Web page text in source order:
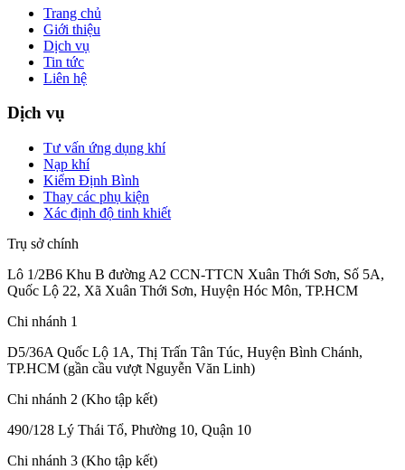
Trang chủ
Giới thiệu
Dịch vụ
Tin tức
Liên hệ
Dịch vụ
Tư vấn ứng dụng khí
Nạp khí
Kiểm Định Bình
Thay các phụ kiện
Xác định độ tinh khiết
Trụ sở chính
Lô 1/2B6 Khu B đường A2 CCN-TTCN Xuân Thới Sơn, Số 5A,
Quốc Lộ 22, Xã Xuân Thới Sơn, Huyện Hóc Môn, TP.HCM
Chi nhánh 1
D5/36A Quốc Lộ 1A, Thị Trấn Tân Túc, Huyện Bình Chánh,
TP.HCM (gần cầu vượt Nguyễn Văn Linh)
Chi nhánh 2 (Kho tập kết)
490/128 Lý Thái Tổ, Phường 10, Quận 10
Chi nhánh 3 (Kho tập kết)